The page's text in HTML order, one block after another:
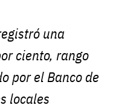
una
ciento, rango
por el Banco de
locales